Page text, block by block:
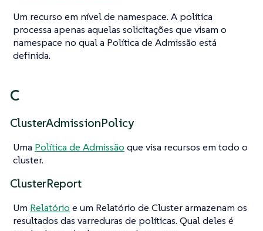
Um recurso em nível de namespace. A política
processa apenas aquelas solicitações que visam o
namespace no qual a Política de Admissão está
definida.
C
ClusterAdmissionPolicy
Uma Política de Admissão que visa recursos em todo o
cluster.
ClusterReport
Um Relatório e um Relatório de Cluster armazenam os
resultados das varreduras de políticas. Qual deles é